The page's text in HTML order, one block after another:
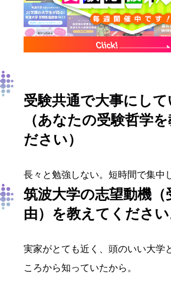
受験共通で大事にし
（あなたの受験哲学
ださい）
長々と勉強しない。短時間で集中
筑波大学の志望動機 （
由）を教えて ください
実家がとても近く、頭のいい大学
ころから知っていたから。